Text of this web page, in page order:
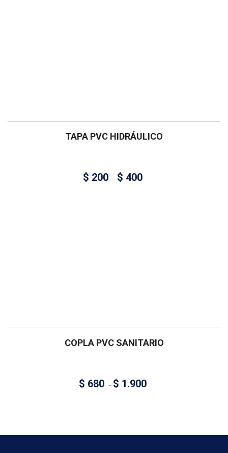
TAPA PVC HIDRÁULICO
$ 200 – $ 400
COPLA PVC SANITARIO
$ 680 – $ 1.900